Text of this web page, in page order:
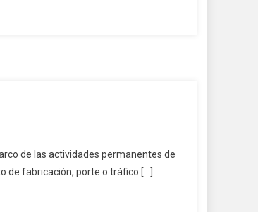
de las actividades permanentes de
de fabricación, porte o tráfico […]